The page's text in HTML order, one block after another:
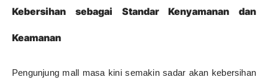
Kebersihan sebagai Standar Kenyamanan dan
Keamanan
Pengunjung mall masa kini semakin sadar akan kebersihan